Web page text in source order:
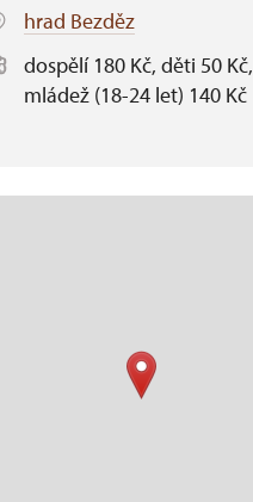
hrad Bezděz
dospělí 180 Kč, děti 50 Kč,
mládež (18-24 let) 140 Kč